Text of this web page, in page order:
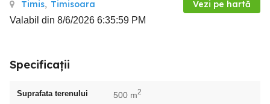
Timis, Timisoara Vezi pe hartă
Valabil din 8/6/2026 6:35:59 PM
Specificații
Suprafata terenului 500 m2